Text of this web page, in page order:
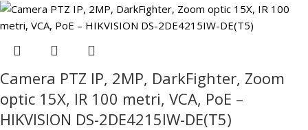
Camera PTZ IP, 2MP, DarkFighter, Zoom
optic 15X, IR 100 metri, VCA, PoE –
HIKVISION DS-2DE4215IW-DE(T5)